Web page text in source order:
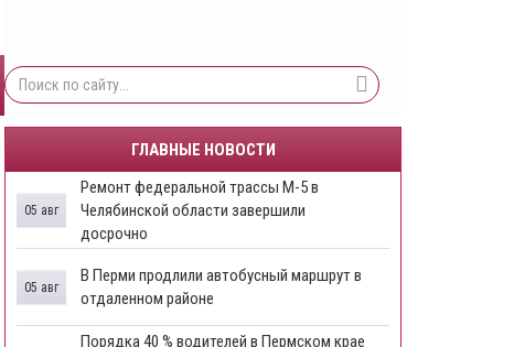
ГЛАВНЫЕ НОВОСТИ
Ремонт федеральной трассы М-5 в
Челябинской области завершили
досрочно
05 авг
​В Перми продлили автобусный маршрут в
отдаленном районе
05 авг
​Порядка 40 % водителей в Пермском крае